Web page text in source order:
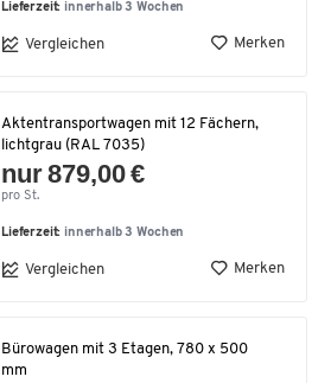
Lieferzeit: innerhalb 3 Wochen
Vergleichen Merken
Aktentransportwagen mit 12 Fächern,
lichtgrau (RAL 7035)
nur 879,00 €
pro St.
Lieferzeit: innerhalb 3 Wochen
Vergleichen Merken
Bürowagen mit 3 Etagen, 780 x 500
mm